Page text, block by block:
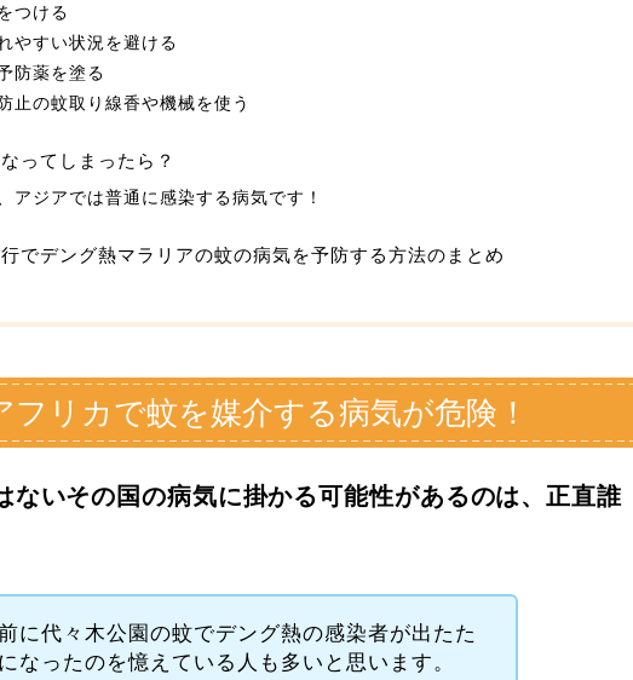
つける
やすい状況を避ける
防薬を塗る
止の蚊取り線香や機械を使う
ってしまったら？
アジアでは普通に感染する病気です！
でデング熱マラリアの蚊の病気を予防する方法のまとめ
リカで蚊を媒介する病気が危険！
ないその国の病気に掛かる可能性があるのは、正直誰
に代々木公園の蚊でデング熱の感染者が出たた
なったのを憶えている人も多いと思います。